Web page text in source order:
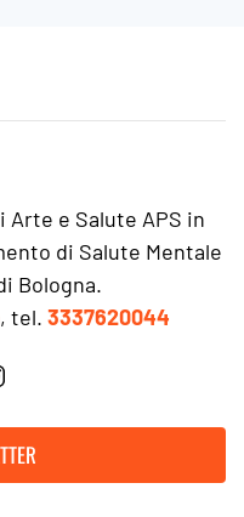
e Salute APS in
di Salute Mentale
Bologna.
, tel. 3337620044